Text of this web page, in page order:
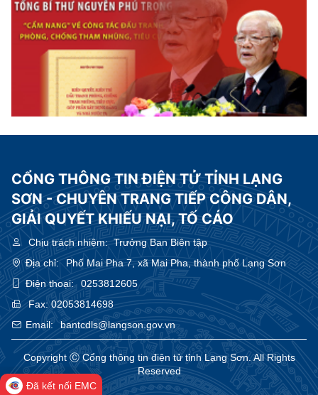
CỔNG THÔNG TIN ĐIỆN TỬ TỈNH LẠNG
SƠN - CHUYÊN TRANG TIẾP CÔNG DÂN,
GIẢI QUYẾT KHIẾU NẠI, TỐ CÁO
Chịu trách nhiệm:Trưởng Ban Biên tập
Địa chỉ:
Phố Mai Pha 7, xã Mai Pha, thành phố Lạng Sơn
Điện thoại:
0253812605
Fax:02053814698
Email:
bantcdls@langson.gov.vn
Copyright Ⓒ Cổng thông tin điện tử tỉnh Lạng Sơn. All Rights
Reserved
Đã kết nối EMC